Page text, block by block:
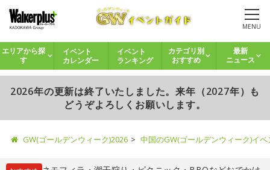
MENU
エリアから探
す
イベント
カレンダー
イベント
ランキング
カテゴリ別
おすすめ
最新
ニュース
2026年の更新は終了いたしました。来年（2027年）も
どうぞよろしくお願いします。
GW(ゴールデンウィーク)2026 中国のGW(ゴールデンウィーク)イ